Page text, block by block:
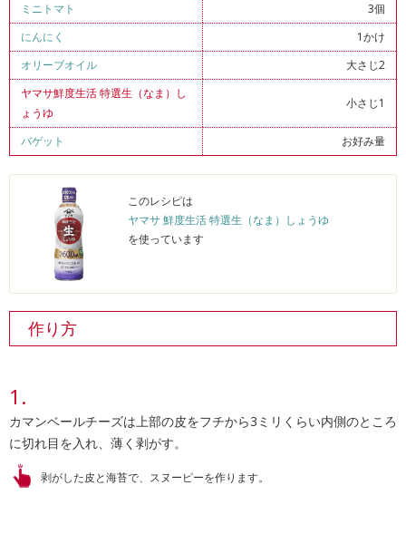
ミニトマト
3個
にんにく
1かけ
オリーブオイル
大さじ2
ヤマサ鮮度生活 特選生（なま）し
ょうゆ
小さじ1
バゲット お好み量
このレシピは
ヤマサ 鮮度生活 特選生（なま）しょうゆ
を使っています
作り方
カマンベールチーズは上部の皮をフチから3ミリくらい内側のところ
に切れ目を入れ、薄く剥がす。
剥がした皮と海苔で、スヌーピーを作ります。